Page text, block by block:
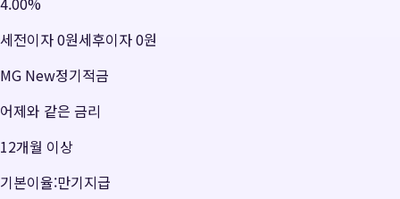
세전이자0원세후이자0원
MG New정기적금
어제와 같은 금리
12개월 이상
기본이율:만기지급